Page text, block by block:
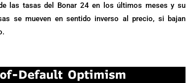
las tasas del Bonar 24 en los últimos meses y su
se mueven en sentido inverso al precio, si bajan